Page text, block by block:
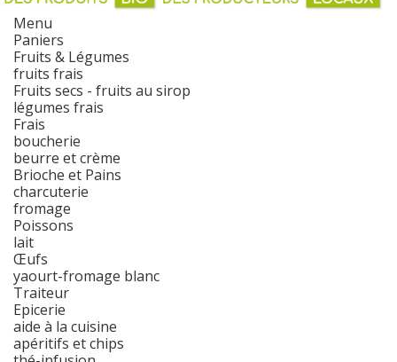
Menu
Paniers
Fruits & Légumes
fruits frais
Fruits secs - fruits au sirop
légumes frais
Frais
boucherie
beurre et crème
Brioche et Pains
charcuterie
fromage
Poissons
lait
Œufs
yaourt-fromage blanc
Traiteur
Epicerie
aide à la cuisine
apéritifs et chips